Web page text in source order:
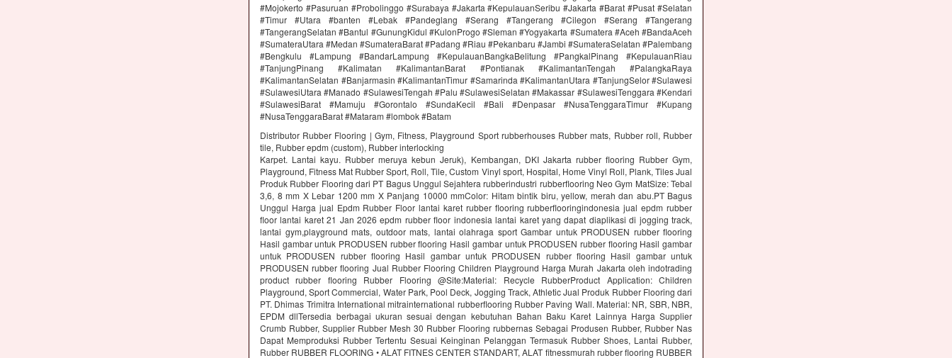
#Mojokerto #Pasuruan #Probolinggo #Surabaya #Jakarta #KepulauanSeribu #Jakarta #Barat #Pusat #Selatan
#Timur #Utara #banten #Lebak #Pandeglang #Serang #Tangerang #Cilegon #Serang #Tangerang
#TangerangSelatan #Bantul #GunungKidul #KulonProgo #Sleman #Yogyakarta #Sumatera #Aceh #BandaAceh
#SumateraUtara #Medan #SumateraBarat #Padang #Riau #Pekanbaru #Jambi #SumateraSelatan #Palembang
#Bengkulu #Lampung #BandarLampung #KepulauanBangkaBelitung #PangkalPinang #KepulauanRiau
#TanjungPinang #Kalimatan #KalimantanBarat #Pontianak #KalimantanTengah #PalangkaRaya
#KalimantanSelatan #Banjarmasin #KalimantanTimur #Samarinda #KalimantanUtara #TanjungSelor #Sulawesi
#SulawesiUtara #Manado #SulawesiTengah #Palu #SulawesiSelatan #Makassar #SulawesiTenggara #Kendari
#SulawesiBarat #Mamuju #Gorontalo #SundaKecil #Bali #Denpasar #NusaTenggaraTimur #Kupang
#NusaTenggaraBarat #Mataram #lombok #Batam
Distributor Rubber Flooring | Gym, Fitness, Playground Sport rubberhouses Rubber mats, Rubber roll, Rubber
tile, Rubber epdm (custom), Rubber interlocking
Karpet. Lantai kayu. Rubber meruya kebun Jeruk), Kembangan, DKI Jakarta rubber flooring Rubber Gym,
Playground, Fitness Mat Rubber Sport, Roll, Tile, Custom Vinyl sport, Hospital, Home Vinyl Roll, Plank, Tiles Jual
Produk Rubber Flooring dari PT Bagus Unggul Sejahtera rubberindustri rubberflooring Neo Gym MatSize: Tebal
3,6, 8 mm X Lebar 1200 mm X Panjang 10000 mmColor: Hitam bintik biru, yellow, merah dan abu.PT Bagus
Unggul Harga jual Epdm Rubber Floor lantai karet rubber flooring rubberflooringindonesia jual epdm rubber
floor lantai karet 21 Jan 2026 epdm rubber floor indonesia lantai karet yang dapat diaplikasi di jogging track,
lantai gym,playground mats, outdoor mats, lantai olahraga sport Gambar untuk PRODUSEN rubber flooring
Hasil gambar untuk PRODUSEN rubber flooring Hasil gambar untuk PRODUSEN rubber flooring Hasil gambar
untuk PRODUSEN rubber flooring Hasil gambar untuk PRODUSEN rubber flooring Hasil gambar untuk
PRODUSEN rubber flooring Jual Rubber Flooring Children Playground Harga Murah Jakarta oleh indotrading
product rubber flooring Rubber Flooring @Site:Material: Recycle RubberProduct Application: Children
Playground, Sport Commercial, Water Park, Pool Deck, Jogging Track, Athletic Jual Produk Rubber Flooring dari
PT. Dhimas Trimitra International mitrainternational rubberflooring Rubber Paving Wall. Material: NR, SBR, NBR,
EPDM dllTersedia berbagai ukuran sesuai dengan kebutuhan Bahan Baku Karet Lainnya Harga Supplier
Crumb Rubber, Supplier Rubber Mesh 30 Rubber Flooring rubbernas Sebagai Produsen Rubber, Rubber Nas
Dapat Memproduksi Rubber Tertentu Sesuai Keinginan Pelanggan Termasuk Rubber Shoes, Lantai Rubber,
Rubber RUBBER FLOORING • ALAT FITNES CENTER STANDART, ALAT fitnessmurah rubber flooring RUBBER